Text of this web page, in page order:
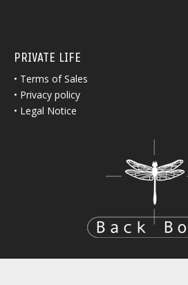
PRIVATE LIFE
• Terms of Sales
• Privacy policy
• Legal Notice